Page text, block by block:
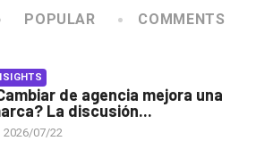
POPULAR COMMENTS
de agencia mejora una
La discusión...
2026/07/22